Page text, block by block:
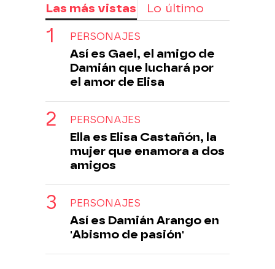
Las más vistas Lo último
PERSONAJES
Así es Gael, el amigo de
Damián que luchará por
el amor de Elisa
PERSONAJES
Ella es Elisa Castañón, la
mujer que enamora a dos
amigos
PERSONAJES
Así es Damián Arango en
'Abismo de pasión'